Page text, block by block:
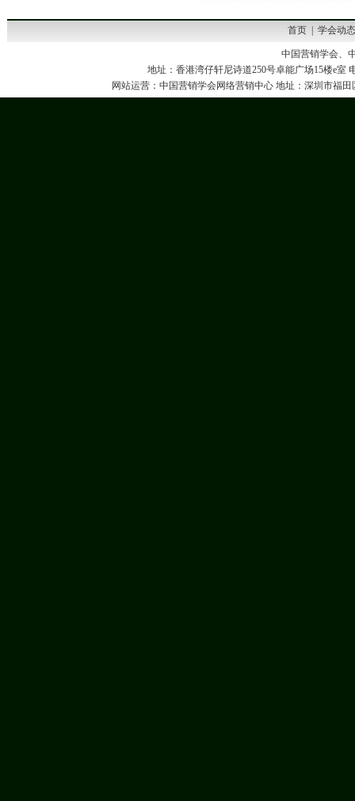
首页 学会动态
中国营销学会、
地址：香港湾仔轩尼诗道250号卓能广场15楼e室
网站运营： 中国营销学会网络营销中心地址：深圳市福田